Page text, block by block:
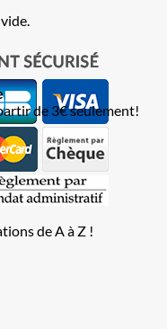
de 3€ seulement!
de A à Z !